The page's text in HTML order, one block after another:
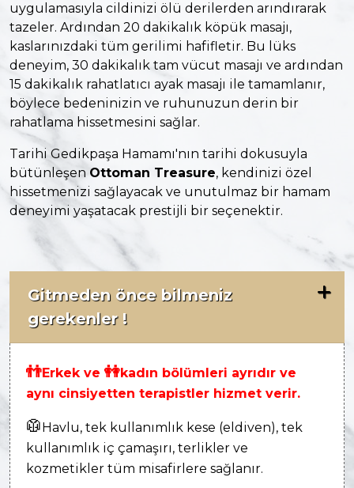
uygulamasıyla cildinizi ölü derilerden arındırarak
tazeler. Ardından 20 dakikalık köpük masajı,
kaslarınızdaki tüm gerilimi hafifletir. Bu lüks
deneyim, 30 dakikalık tam vücut masajı ve ardından
15 dakikalık rahatlatıcı ayak masajı ile tamamlanır,
böylece bedeninizin ve ruhunuzun derin bir
rahatlama hissetmesini sağlar.
Tarihi Gedikpaşa Hamamı'nın tarihi dokusuyla
bütünleşen Ottoman Treasure, kendinizi özel
hissetmenizi sağlayacak ve unutulmaz bir hamam
deneyimi yaşatacak prestijli bir seçenektir.
Gitmeden önce bilmeniz
gerekenler !
👬Erkek ve 👭kadın bölümleri ayrıdır ve
aynı cinsiyetten terapistler hizmet verir.
🥼 Havlu, tek kullanımlık kese (eldiven), tek
kullanımlık iç çamaşırı, terlikler ve
kozmetikler tüm misafirlere sağlanır.